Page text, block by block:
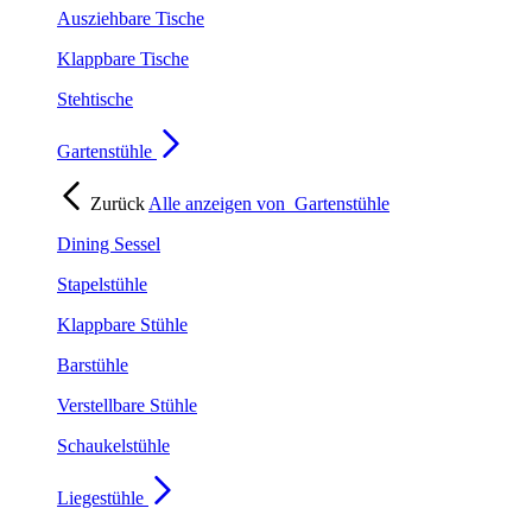
Ausziehbare Tische
Klappbare Tische
Stehtische
Gartenstühle
Zurück Alle anzeigen von Gartenstühle
Dining Sessel
Stapelstühle
Klappbare Stühle
Barstühle
Verstellbare Stühle
Schaukelstühle
Liegestühle